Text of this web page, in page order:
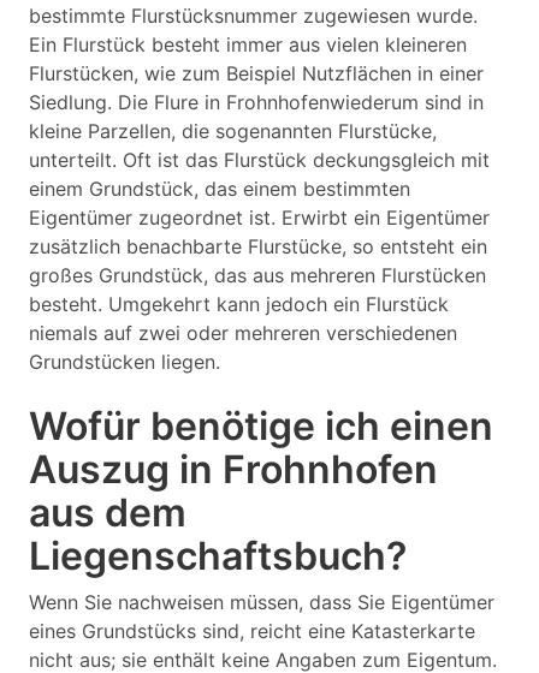
bestimmte Flurstücksnummer zugewiesen wurde.
Ein Flurstück besteht immer aus vielen kleineren
Flurstücken, wie zum Beispiel Nutzflächen in einer
Siedlung. Die Flure in Frohnhofenwiederum sind in
kleine Parzellen, die sogenannten Flurstücke,
unterteilt. Oft ist das Flurstück deckungsgleich mit
einem Grundstück, das einem bestimmten
Eigentümer zugeordnet ist. Erwirbt ein Eigentümer
zusätzlich benachbarte Flurstücke, so entsteht ein
großes Grundstück, das aus mehreren Flurstücken
besteht. Umgekehrt kann jedoch ein Flurstück
niemals auf zwei oder mehreren verschiedenen
Grundstücken liegen.
Wofür benötige ich einen
Auszug in Frohnhofen
aus dem
Liegenschaftsbuch?
Wenn Sie nachweisen müssen, dass Sie Eigentümer
eines Grundstücks sind, reicht eine Katasterkarte
nicht aus; sie enthält keine Angaben zum Eigentum.